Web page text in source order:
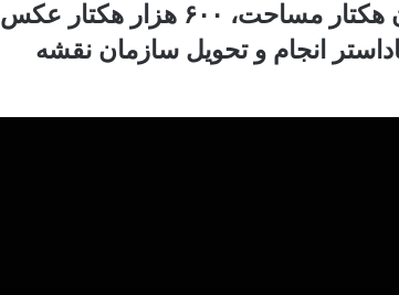
استاندار زنجان گفت: در استان زنجان از یک میلیون هکتار مساحت، ۶۰۰ هزار هکتار عکس
هم موضوع کاداستر انجام و تحویل سازمان نقشه